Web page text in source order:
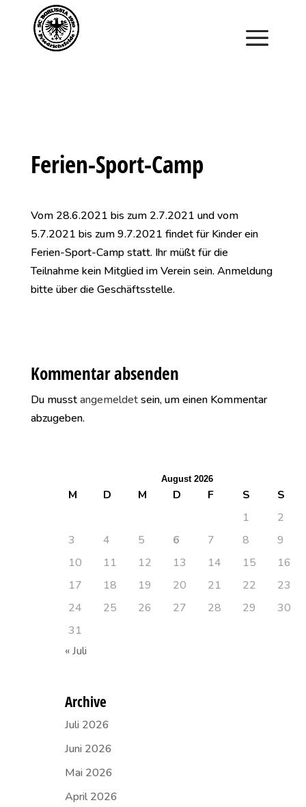
Saisonstart im April. Jetzt ein Schnuppertraining für
Kinder vereinbaren und zu Saisonbeginn dabei sein.
Ferien-Sport-Camp
Vom 28.6.2021 bis zum 2.7.2021 und vom
5.7.2021 bis zum 9.7.2021 findet für Kinder ein
Ferien-Sport-Camp statt. Ihr müßt für die
Teilnahme kein Mitglied im Verein sein. Anmeldung
bitte über die Geschäftsstelle.
Kommentar absenden
Du musstangemeldetsein, um einen Kommentar
abzugeben.
August 2026
M D M D F S
S
1
2
3
4 5 6 7 8
9
10
11 12 13 14 15
16
17
18 19 20 21 22
23
24
25 26 27 28 29
30
31
« Juli
Archive
Juli 2026
Juni 2026
Mai 2026
April 2026